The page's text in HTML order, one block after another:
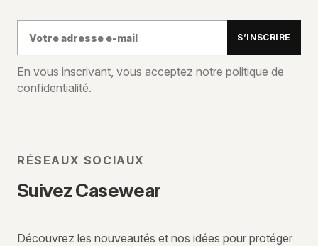
e-
mail
S’INSCRIRE
En vous inscrivant, vous acceptez notre politique de
confidentialité.
RÉSEAUX SOCIAUX
Suivez Casewear
Découvrez les nouveautés et nos idées pour protéger